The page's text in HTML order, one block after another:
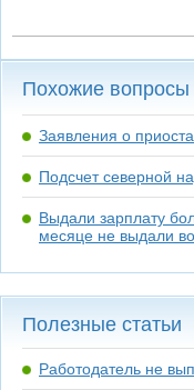
Похожие вопросы
Заявления о
Подсчет северной
Выдали зарплату
месяце не выдали
Полезные статьи
Работодатель не